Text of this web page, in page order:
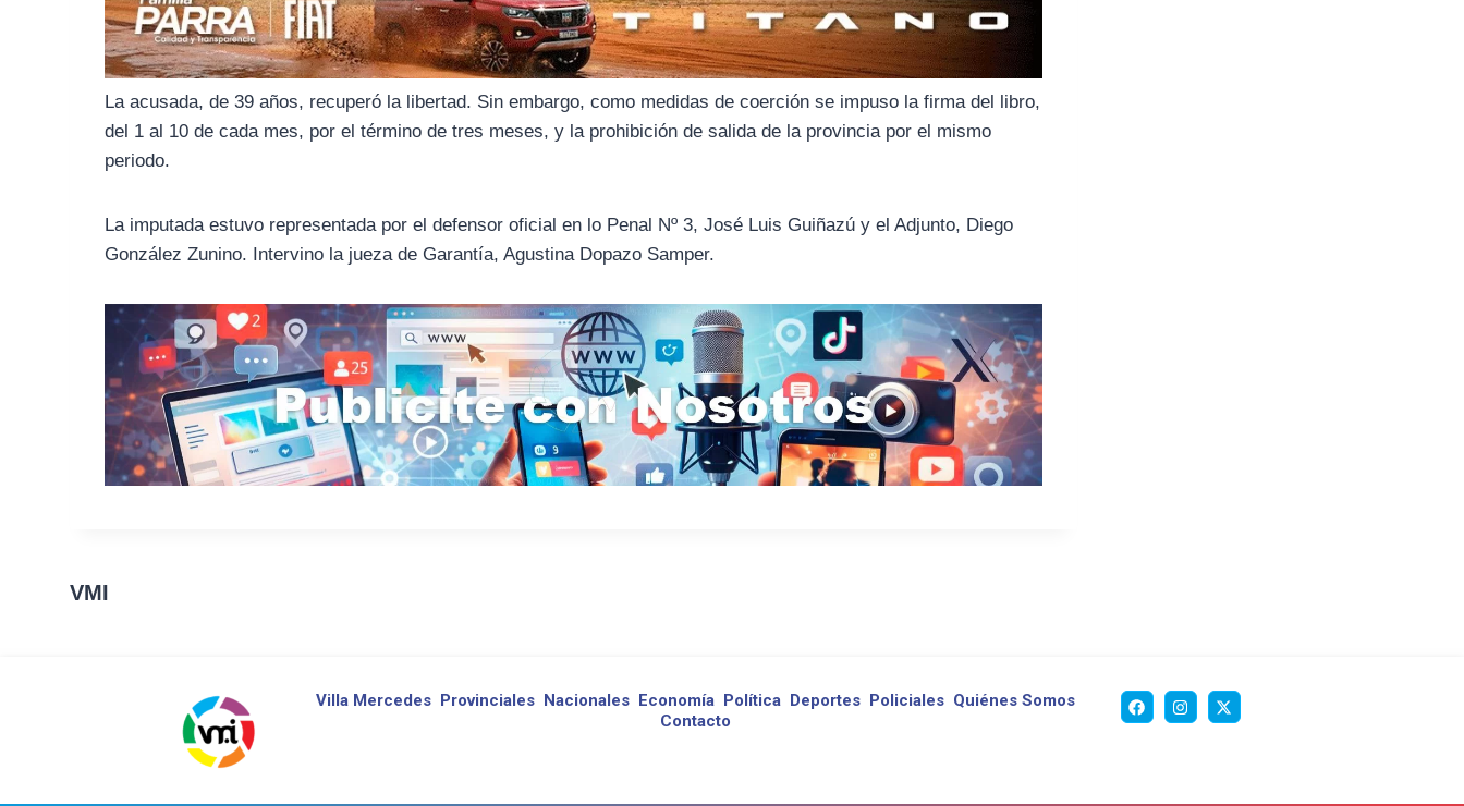
La acusada, de 39 años, recuperó la libertad. Sin embargo, como medidas de coerción se impuso la firma del libro,
del 1 al 10 de cada mes, por el término de tres meses, y la prohibición de salida de la provincia por el mismo
periodo.
La imputada estuvo representada por el defensor oficial en lo Penal Nº 3, José Luis Guiñazú y el Adjunto, Diego
González Zunino. Intervino la jueza de Garantía, Agustina Dopazo Samper.
VMI
Villa Mercedes Provinciales Nacionales Economía Política Deportes Policiales Quiénes Somos
Contacto